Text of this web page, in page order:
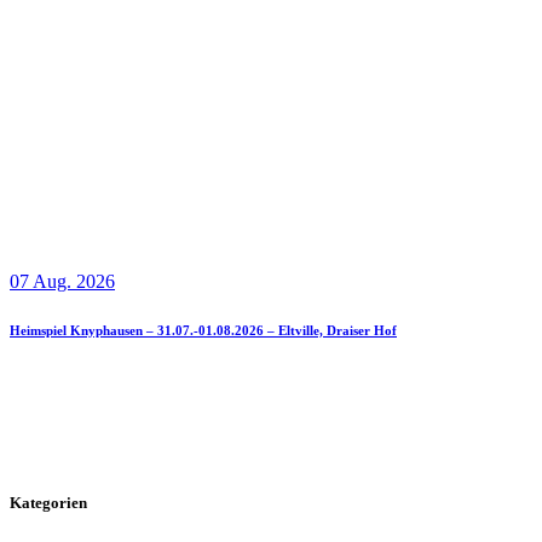
07 Aug. 2026
Heimspiel Knyphausen – 31.07.-01.08.2026 – Eltville, Draiser Hof
Kategorien